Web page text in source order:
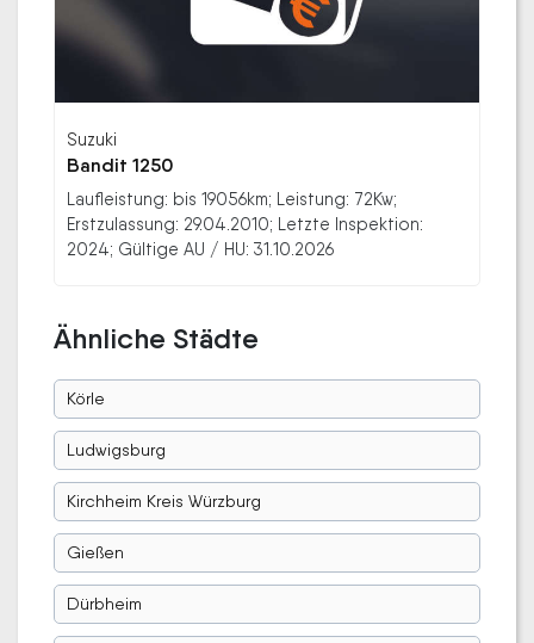
Suzuki
Bandit 1250
Laufleistung: bis 19056km; Leistung: 72Kw;
Erstzulassung: 29.04.2010; Letzte Inspektion:
2024; Gültige AU / HU: 31.10.2026
Ähnliche Städte
Körle
Ludwigsburg
Kirchheim Kreis Würzburg
Gießen
Dürbheim